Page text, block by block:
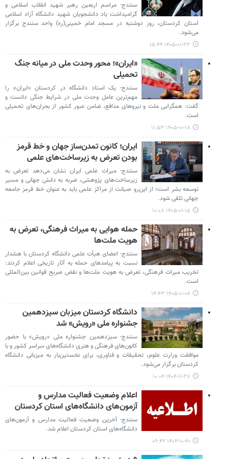
سنندج- مراسم اربعین رهبر شهید انقلاب اسلامی و
گرامیداشت یاد دانشجویان شهید دانشگاه آزاد اسلامی
استان کردستان، روز دوشنبه در مسجد امام خمینی(ره) واحد سنندج برگزار
می‌شود.
۱۴۰۵-۰۱-۲۳ ۱۵:۴۹
«ایران»؛ محور وحدت ملی در میانه جنگ
تحمیلی
سنندج- یک استاد دانشگاه در کردستان «ایران» را
مهم‌ترین عامل وحدت ملی در شرایط جنگی دانست و
گفت: همگرایی ملت و نیروهای مدافع، ضامن عبور کشور از بحران‌های تحمیلی
است.
۱۴۰۵-۰۱-۱۸ ۱۱:۵۳
ایران؛ کانون تمدن‌ساز جهان و خط قرمز
بودن تعرض به زیرساخت‌های علمی
سنندج- میراث علمی ایران نشان می‌دهد تعرض به
زیرساخت‌های پژوهشی، ضربه به دانش جهانی و مسیر
توسعه بشر است؛ از این‌رو صیانت از مراکز علمی باید به عنوان خط قرمز جامعه
جهانی تلقی شود.
۱۴۰۵-۰۱-۱۵ ۱۰:۰۸
حمله هوایی به میراث فرهنگی، تعرض به
هویت ملت‌ها
سنندج- اعضای هیأت علمی دانشگاه کردستان با هشدار
نسبت به پیامدهای حمله به آثار تاریخی اعلام کردند:
تخریب میراث فرهنگی، تعرض به هویت ملت‌ها و نقض صریح قوانین بین‌المللی
است.
۱۴۰۵-۰۱-۰۶ ۱۴:۴۳
دانشگاه کردستان میزبان سیزدهمین
جشنواره ملی «رویش» شد
سنندج- سیزدهمین جشنواره ملی «رویش» با حضور
کانون‌های فرهنگی و هنری دانشگاه‌های سراسر کشور و با
موافقت وزارت علوم، تحقیقات و فناوری، برای نخستین‌بار به میزبانی دانشگاه
کردستان برگزار می‌شود.
۱۴۰۴-۱۱-۲۷ ۱۰:۰۴
اعلام وضعیت فعالیت مدارس و
آزمون‌های دانشگاه‌های استان کردستان
سنندج- آخرین وضعیت فعالیت مدارس و آزمون‌های
دانشگاه‌های استان کردستان اعلام شد.
۱۴۰۴-۱۰-۲۰ ۰۹:۴۲